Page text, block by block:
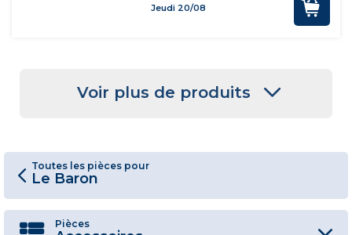
Jeudi 20/08
Voir plus de produits
Toutes les pièces pour
Le Baron
Pièces